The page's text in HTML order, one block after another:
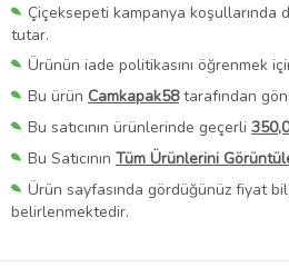
Çiçeksepeti kampanya koşullarında
tutar.
Ürünün iade politikasını öğrenmek
Bu ürün Camkapak58tarafından
Bu satıcının ürünlerinde geçerli
Bu Satıcının Tüm Ürünlerini
Ürün sayfasında gördüğünüz fiyat
belirlenmektedir.